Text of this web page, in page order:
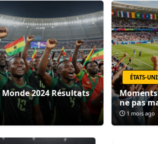
2024 Résultats
ÉTATS-
ne pas
1 mois ago